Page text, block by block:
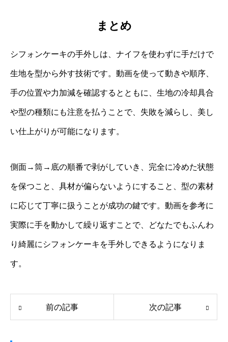
まとめ
シフォンケーキの手外しは、ナイフを使わずに手だけで
生地を型から外す技術です。動画を使って動きや順序、
手の位置や力加減を確認するとともに、生地の冷却具合
や型の種類にも注意を払うことで、失敗を減らし、美し
い仕上がりが可能になります。
側面→筒→底の順番で剥がしていき、完全に冷めた状態
を保つこと、具材が偏らないようにすること、型の素材
に応じて丁寧に扱うことが成功の鍵です。動画を参考に
実際に手を動かして繰り返すことで、どなたでもふんわ
り綺麗にシフォンケーキを手外しできるようになりま
す。
前の記事 次の記事